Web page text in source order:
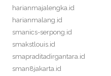
harianmajalengka.id
harianmalang.id
smanics-serpong.id
smakstlouis.id
smapraditadirgantara.id
sman8jakarta.id